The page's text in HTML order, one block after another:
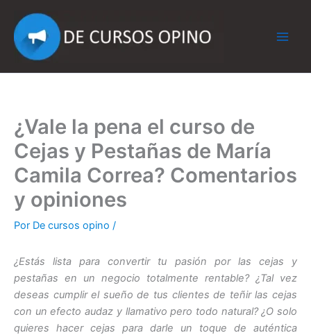
contenido
¿Vale la pena el curso de
Cejas y Pestañas de María
Camila Correa? Comentarios
y opiniones
Por De cursos opino /
¿Estás lista para convertir tu pasión por las cejas y
pestañas en un negocio totalmente rentable? ¿Tal vez
deseas cumplir el sueño de tus clientes de teñir las cejas
con un efecto audaz y llamativo pero todo natural? ¿O solo
quieres hacer cejas para darle un toque de auténtica